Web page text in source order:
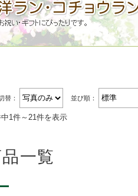
替： 並び順：
1件～21件を表示
一覧